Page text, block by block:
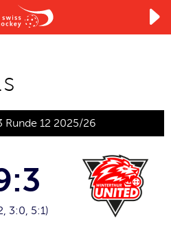
Runde 12 2025/26
3:0, 5:1)